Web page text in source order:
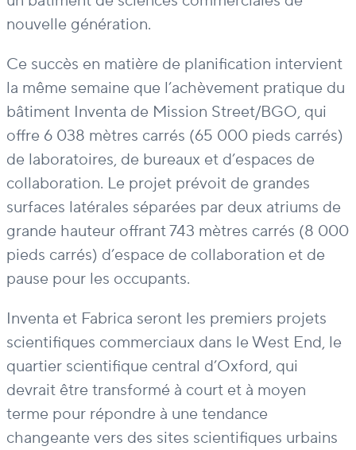
nouvelle génération.
Ce succès en matière de planification intervient
la même semaine que l’achèvement pratique du
bâtiment Inventa de Mission Street/BGO, qui
offre 6 038 mètres carrés (65 000 pieds carrés)
de laboratoires, de bureaux et d’espaces de
collaboration. Le projet prévoit de grandes
surfaces latérales séparées par deux atriums de
grande hauteur offrant 743 mètres carrés (8 000
pieds carrés) d’espace de collaboration et de
pause pour les occupants.
Inventa et Fabrica seront les premiers projets
scientifiques commerciaux dans le West End, le
quartier scientifique central d’Oxford, qui
devrait être transformé à court et à moyen
terme pour répondre à une tendance
changeante vers des sites scientifiques urbains